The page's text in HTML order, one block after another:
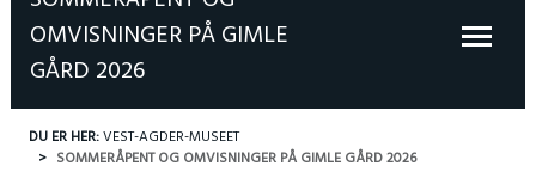
OMVISNINGER PÅ GIMLE
GÅRD 2026
DU ER HER:VEST-AGDER-MUSEET
SOMMERÅPENT OG OMVISNINGER PÅ GIMLE GÅRD 2026